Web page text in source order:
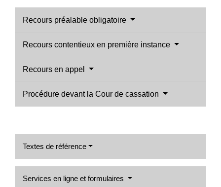
Recours préalable obligatoire
Recours contentieux en première instance
Recours en appel
Procédure devant la Cour de cassation
Textes de référence
Services en ligne et formulaires